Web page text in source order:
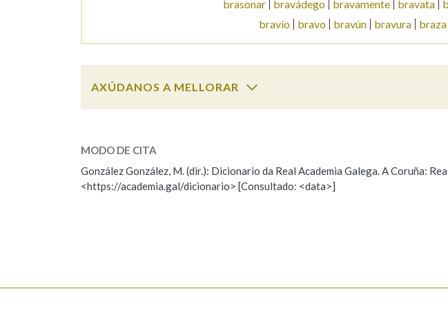
AXUDA NA BUSCA
brasonar bravádego bravamente bravata
bravío
bravo bravún bravura braza
AXÚDANOS A MELLORAR
ESCOLLE UNHA OPCIÓN:
Observación Hai un erro na palabra Propoño mellorar a definición
MODO DE CITA
González González, M. (dir.): Dicionario da Real Academia Galega. A Coruña:
<https://academia.gal/dicionario> [Consultado: <data>]